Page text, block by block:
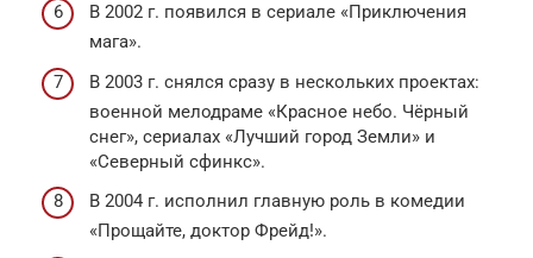
В 2002 г. появился в сериале «Приключения
мага».
В 2003 г. снялся сразу в нескольких проектах:
военной мелодраме «Красное небо. Чёрный
снег», сериалах «Лучший город Земли» и
«Северный сфинкс».
В 2004 г. исполнил главную роль в комедии
«Прощайте, доктор Фрейд!».